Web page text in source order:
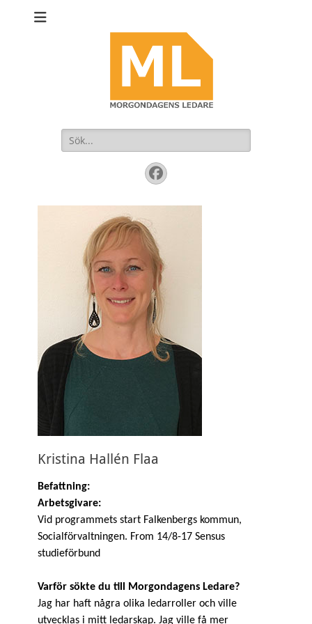
Sök
efter:
Facebook
Kristina Hallén Flaa
Befattning:
Arbetsgivare:
Vid programmets start Falkenbergs kommun,
Socialförvaltningen. From 14/8-17 Sensus
studieförbund
Varför sökte du till Morgondagens Ledare?
Jag har haft några olika ledarroller och ville
utvecklas i mitt ledarskap. Jag ville få mer